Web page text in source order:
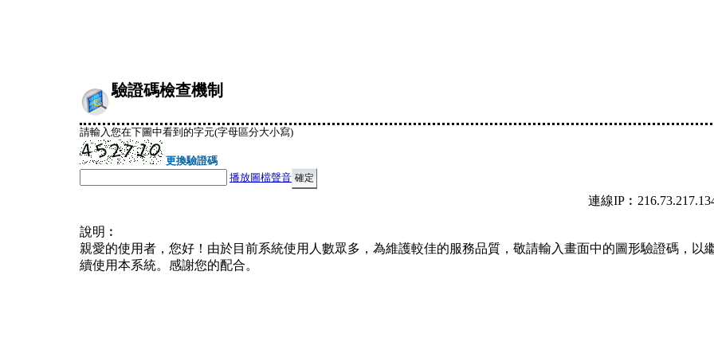
驗證碼檢查機制
請輸入您在下圖中看到的字元(字母區分大小寫)
更換驗證碼
播放圖檔聲音
連線
說明︰
親愛的使用者，您好！由於目前系統使用人數眾多，為維護較佳的服務品質，敬請輸入畫面中的圖形驗證碼，以
續使用本系統。感謝您的配合。